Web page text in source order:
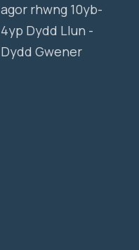
agor rhwng 10yb-
4yp Dydd Llun -
Dydd Gwener